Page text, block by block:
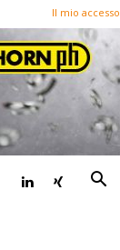
Il mio accesso